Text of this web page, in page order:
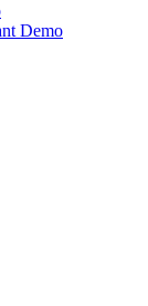
Demo